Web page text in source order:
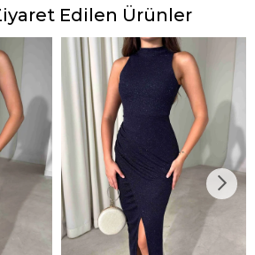
Edilen Ürünler